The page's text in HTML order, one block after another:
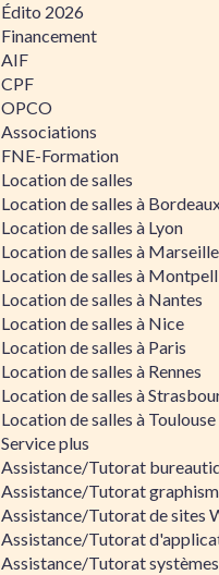
Édito 2026
Financement
AIF
CPF
OPCO
Associations
FNE-Formation
Location de salles
Location de salles à
Location de salles à Lyon
Location de salles à Marseille
Location de salles à
Location de salles à Nantes
Location de salles à Nice
Location de salles à Paris
Location de salles à Rennes
Location de salles à
Location de salles à Toulouse
Service plus
Assistance/Tutorat
Assistance/Tutorat
Assistance/Tutorat de sites
Assistance/Tutorat
Assistance/Tutorat